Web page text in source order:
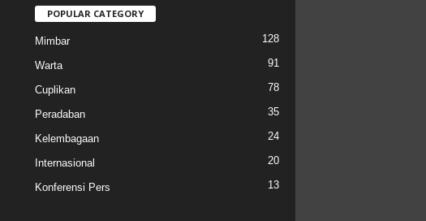
POPULAR CATEGORY
Mimbar 128
Warta 91
Cuplikan 78
Peradaban 35
Kelembagaan 24
Internasional 20
Konferensi Pers 13